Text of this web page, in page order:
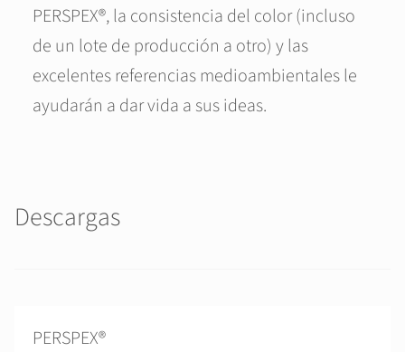
PERSPEX®, la consistencia del color (incluso
de un lote de producción a otro) y las
excelentes referencias medioambientales le
ayudarán a dar vida a sus ideas.
Descargas
PERSPEX®